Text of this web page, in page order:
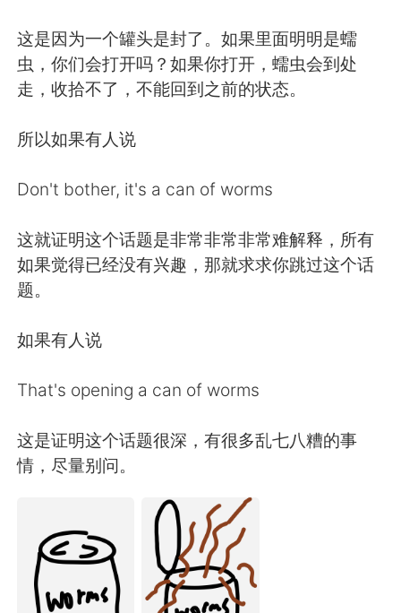
这是因为一个罐头是封了。如果里面明明是蠕
虫，你们会打开吗？如果你打开，蠕虫会到处
走，收拾不了，不能回到之前的状态。
所以如果有人说
Don't bother, it's a can of worms
这就证明这个话题是非常非常非常难解释，所有
如果觉得已经没有兴趣，那就求求你跳过这个话
题。
如果有人说
That's opening a can of worms
这是证明这个话题很深，有很多乱七八糟的事
情，尽量别问。